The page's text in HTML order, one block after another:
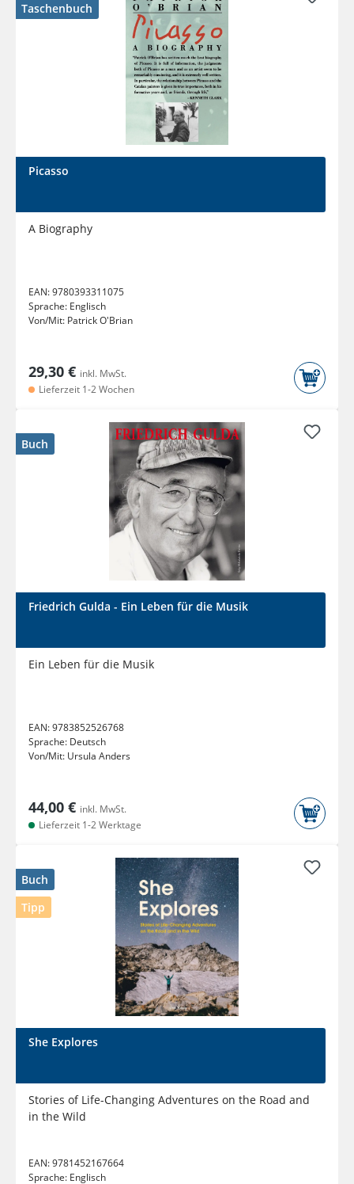
Taschenbuch
Picasso
A Biography
EAN:9780393311075
Sprache: Englisch
Von/Mit: Patrick O'Brian
29,30 € inkl. MwSt.
Lieferzeit 1-2 Wochen
Buch
Friedrich Gulda - Ein Leben für die Musik
Ein Leben für die Musik
EAN:9783852526768
Sprache: Deutsch
Von/Mit: Ursula Anders
44,00 € inkl. MwSt.
Lieferzeit 1-2 Werktage
Buch
Tipp
She Explores
Stories of Life-Changing Adventures on the Road and
in the Wild
EAN:9781452167664
Sprache: Englisch